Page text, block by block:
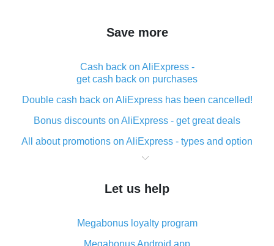
Save more
Cash back on AliExpress -
get cash back on purchases
Double cash back on AliExpress has been cancelled!
Bonus discounts on AliExpress - get great deals
All about promotions on AliExpress - types and option
What is cash back when making purchases on
The best place to download cash back for AliExpress
What is the AliExpress cash back plugin and what are
its advantages
Let us help
Megabonus loyalty program
Megabonus Android app